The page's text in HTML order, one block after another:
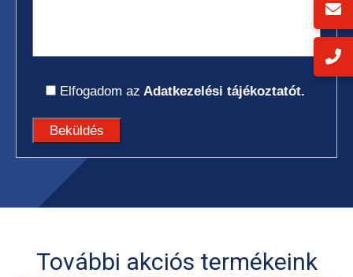
Elfogadom az Adatkezelési tájékoztatót.
További akciós termékeink